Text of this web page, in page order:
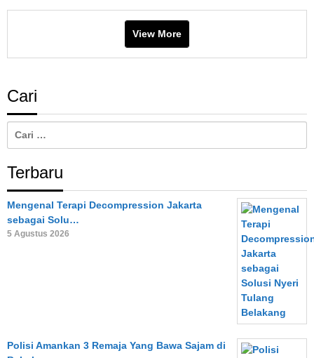
View More
Cari
untuk:
Terbaru
Mengenal Terapi Decompression Jakarta
sebagai Solu…
5 Agustus 2026
Polisi Amankan 3 Remaja Yang Bawa Sajam di